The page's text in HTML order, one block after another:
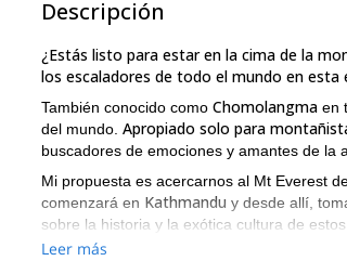
Descripción
¿Estás listo para estar en la cima de la
los escaladores de todo el mundo en
También conocido como Chomolangma en
del mundo. Apropiado solo para
buscadores de emociones y amantes de la
Mi propuesta es acercarnos al Mt Everest
comenzará en Kathmandu y desde allí,
sobre la historia y la exótica cultura de
importante, para aclimatarnos.
Leer más